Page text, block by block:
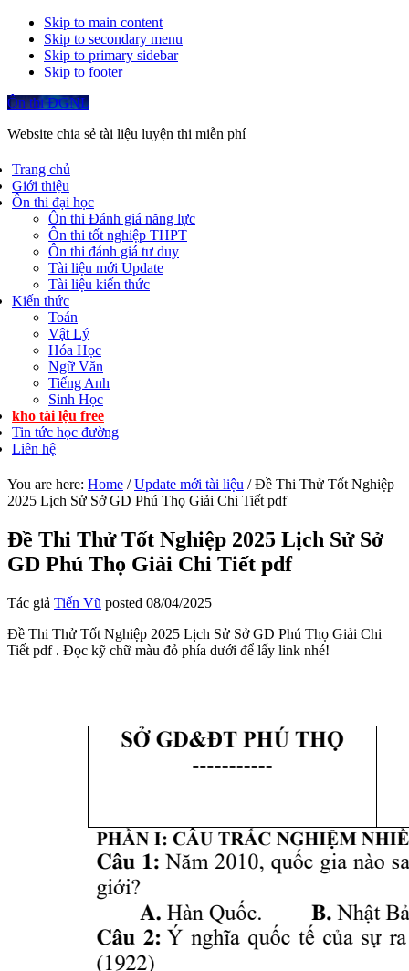
Skip to main content
Skip to secondary menu
Skip to primary sidebar
Skip to footer
Ôn thi ĐGNL
Website chia sẻ tài liệu luyện thi miễn phí
Trang chủ
Giới thiệu
Ôn thi đại học
Ôn thi Đánh giá năng lực
Ôn thi tốt nghiệp THPT
Ôn thi đánh giá tư duy
Tài liệu mới Update
Tài liệu kiến thức
Kiến thức
Toán
Vật Lý
Hóa Học
Ngữ Văn
Tiếng Anh
Sinh Học
kho tài lệu free
Tin tức học đường
Liên hệ
You are here: Home / Update mới tài liệu /Đề Thi Thử Tốt Nghiệp
2025 Lịch Sử Sở GD Phú Thọ Giải Chi Tiết pdf
Đề Thi Thử Tốt Nghiệp 2025 Lịch Sử Sở
GD Phú Thọ Giải Chi Tiết pdf
Tác giả Tiến Vũ posted 08/04/2025
Đề Thi Thử Tốt Nghiệp 2025 Lịch Sử Sở GD Phú Thọ Giải Chi
Tiết pdf . Đọc kỹ chữ màu đỏ phía dưới để lấy link nhé!